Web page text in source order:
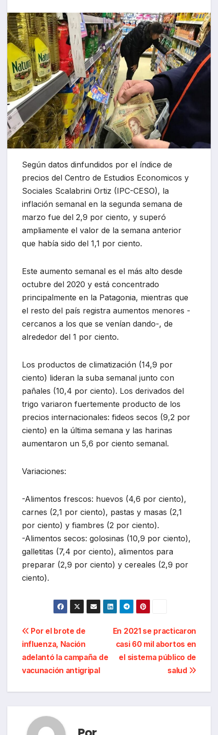
Según datos dinfundidos por el índice de
precios del Centro de Estudios Economicos y
Sociales Scalabrini Ortiz (IPC-CESO), la
inflación semanal en la segunda semana de
marzo fue del 2,9 por ciento, y superó
ampliamente el valor de la semana anterior
que había sido del 1,1 por ciento.
Este aumento semanal es el más alto desde
octubre del 2020 y está concentrado
principalmente en la Patagonia, mientras que
el resto del país registra aumentos menores -
cercanos a los que se venían dando-, de
alrededor del 1 por ciento.
Los productos de climatización (14,9 por
ciento) lideran la suba semanal junto con
pañales (10,4 por ciento). Los derivados del
trigo variaron fuertemente producto de los
precios internacionales: fideos secos (9,2 por
ciento) en la última semana y las harinas
aumentaron un 5,6 por ciento semanal.
Variaciones:
-Alimentos frescos: huevos (4,6 por ciento),
carnes (2,1 por ciento), pastas y masas (2,1
por ciento) y fiambres (2 por ciento).
-Alimentos secos: golosinas (10,9 por ciento),
galletitas (7,4 por ciento), alimentos para
preparar (2,9 por ciento) y cereales (2,9 por
ciento).
Navegación
de
entradas
En 2021 se practicaron
casi 60 mil abortos en
el sistema público de
salud
Por el brote de
influenza, Nación
adelantó la campaña de
vacunación antigripal